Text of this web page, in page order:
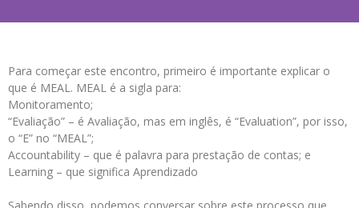
Para começar este encontro, primeiro é importante explicar o
que é MEAL. MEAL é a sigla para:
Monitoramento;
“Evaliação” – é Avaliação, mas em inglês, é “Evaluation”, por isso,
o “E” no “MEAL”;
Accountability – que é palavra para prestação de contas; e
Learning – que significa Aprendizado